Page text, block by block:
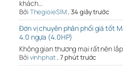
khách…
Bởi ThegioieSIM,34 giây trước
Đơn vị chuyên phân phối giá tốt
4.0 ngựa (4.0HP)
Không gian thương mại rất nên
Bởi vinhphat, 7 phút trước